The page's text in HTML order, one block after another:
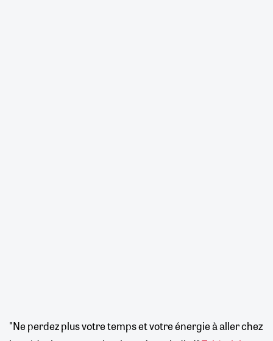
"Ne perdez plus votre temps et votre énergie à aller chez